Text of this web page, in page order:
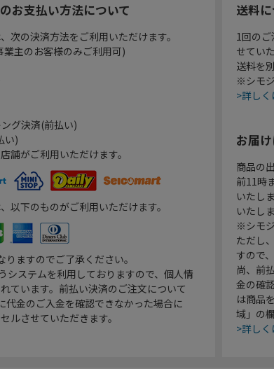
お支払い方法について
次の決済方法をご利用いただけます。
業主のお客様のみご利用可)
グ決済(前払い)
い)
舗がご利用いただけます。
以下のものがご利用いただけます。
ますのでご了承ください。
システムを利用しておりますので、個人情
ています。前払い決済のご注文について
代金のご入金を確認できなかった場合に
ルさせていただきます。
送料
1回の
せてい
送料を
※シモ
>詳し
お届
商品の
前11時
いたし
いたし
※シモ
ただし
すので
尚、前
金の確
は商品
域」の
>詳し